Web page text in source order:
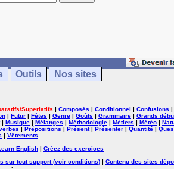
Outils Nos sites
Superlatifs | Composés | Conditionnel | Confusions |
| Futur | Fêtes | Genre | Goûts | Grammaire | Grands
| Musique | Mélanges | Méthodologie | Métiers | Météo |
| Prépositions | Présent| Présenter | Quantité |
| Vêtements
English | Créez des exercices
sur tout support (voir conditions) | Contenu des sites